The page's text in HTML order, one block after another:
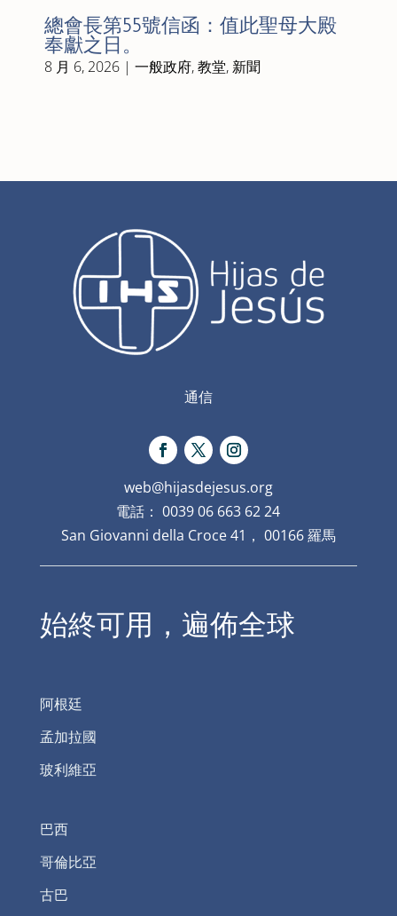
總會長第55號信函：值此聖母大殿
奉獻之日。
8 月 6, 2026| 一般政府,教堂, 新聞
通信
web@hijasdejesus.org
電話： 0039 06 663 62 24
San Giovanni della Croce 41， 00166 羅馬
始終可用，遍佈全球
阿根廷
孟加拉國
玻利維亞
巴西
哥倫比亞
古巴